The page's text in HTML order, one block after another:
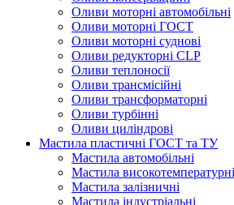
Оливи моторні автомобільні
Оливи моторні ГОСТ
Оливи моторні суднові
Оливи редукторні CLP
Оливи теплоносії
Оливи трансмісійні
Оливи трансформаторні
Оливи турбінні
Оливи циліндрові
Мастила пластичні ГОСТ та ТУ
Мастила автомобільні
Мастила високотемпературні
Мастила залізничні
Мастила індустріальні